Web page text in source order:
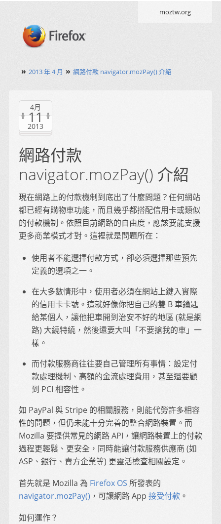
moztw.org
» 2013 年 4 月 » 網路付款 navigator.mozPay() 介紹
4月
11
2013
網路付款
navigator.mozPay() 介紹
現在網路上的付款機制到底出了什麼問題？任何網站
都已經有購物車功能，而且幾乎都搭配信用卡或類似
的付款機制。依照目前網路的自由度，應該要能支援
更多商業模式才對。這裡就是問題所在：
使用者不能選擇付款方式，卻必須選擇那些預先
定義的選項之一。
在大多數情形中，使用者必須在網站上鍵入實際
的信用卡卡號。這就好像你把自己的雙 B 車鑰匙
給某個人，讓他把車開到治安不好的地區 (就是網
路) 大繞特繞，然後還要大叫「不要搶我的車」一
樣。
而付款服務商往往要自己管理所有事情：設定付
款處理機制、高額的金流處理費用，甚至還要顧
到 PCI 相容性。
如 PayPal 與 Stripe 的相關服務，則能代勞許多相容
性的問題，但仍未能十分完善的整合網路裝置。而
Mozilla 要提供常見的網路 API，讓網路裝置上的付款
過程更輕鬆、更安全，同時能讓付款服務供應商 (如
ASP、銀行、賣方企業等) 更靈活檢查相關設定。
首先就是 Mozilla 為 Firefox OS 所發表的
navigator.mozPay() ，可讓網路 App 接受付款 。
如何運作？